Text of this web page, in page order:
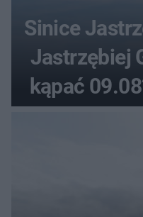
Sinice
Jastrzębiej
kąpać